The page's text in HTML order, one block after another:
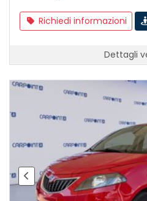
Richiedi informazioni
Dettagli